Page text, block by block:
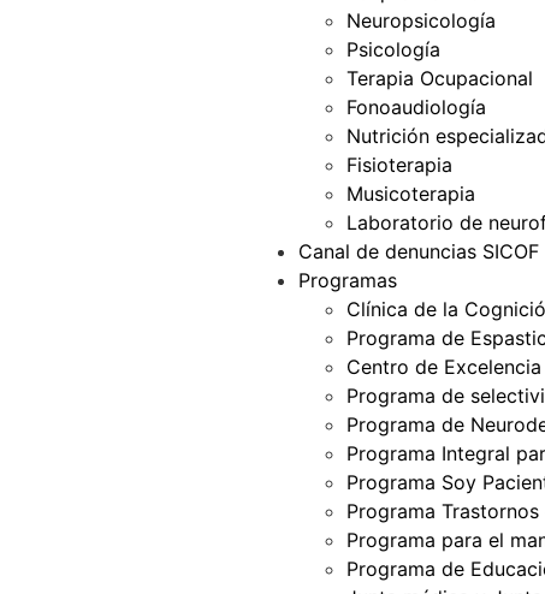
Neuropsicología
Psicología
Terapia Ocupacional
Fonoaudiología
Nutrición
Fisioterapia
Musicoterapia
Laboratorio de
Canal de denuncias SICOF
Programas
Clínica de la
Programa de
Centro de
Programa de
Programa de
Programa Integral
Programa Soy
Programa
Programa para el
Programa de